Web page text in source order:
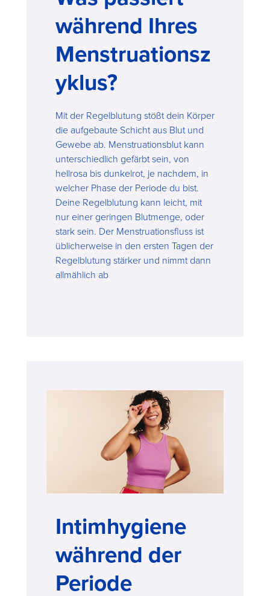
während Ihres
Menstruationsz
yklus?
Mit der Regelblutung stößt dein Körper
die aufgebaute Schicht aus Blut und
Gewebe ab. Menstruationsblut kann
unterschiedlich gefärbt sein, von
hellrosa bis dunkelrot, je nachdem, in
welcher Phase der Periode du bist.
Deine Regelblutung kann leicht, mit
nur einer geringen Blutmenge, oder
stark sein. Der Menstruationsfluss ist
üblicherweise in den ersten Tagen der
Regelblutung stärker und nimmt dann
allmählich ab
Intimhygiene
während der
Periode